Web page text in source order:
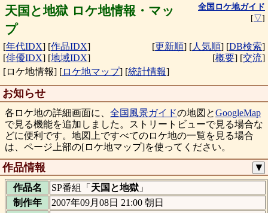
天国と地獄 ロケ地情報・マッ
プ
全国ロケ地ガイド
[▽]
[年代IDX] [作品IDX]
[俳優IDX] [地域IDX]
[更新順] [人気順] [DB検索]
[概要] [交流]
[ロケ地情報] [ロケ地マップ] [統計情報]
お知らせ
各ロケ地の詳細画面に、 全国風景ガイドの地図とGoogleMap
で見る機能を追加しました。ストリートビューで見る場合な
どに便利です。地図上ですべてのロケ地の一覧を見る場合
は、ページ上部の[ロケ地マップ]を使ってください。
作品情報 ▼
作品名 SP番組「 天国と地獄」
制作年
2007年09月08日 21:00 朝日